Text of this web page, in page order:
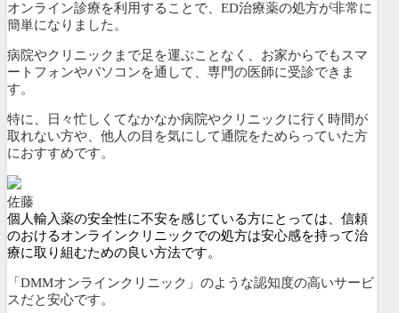
オンライン診療を利用することで、ED治療薬の処方が非常に
簡単になりました。
病院やクリニックまで足を運ぶことなく、 お家からでもスマ
ートフォンやパソコンを通して、専門の医師に受診できま
す。
特に、
日々忙しくてなかなか病院やクリニックに行く時間が
取れない方や、他人の目を気にして通院をためらっていた方
におすすめです。
佐藤
個人輸入薬の安全性に不安を感じている方にとっては、信頼
のおけるオンラインクリニックでの処方は安心感を持って治
療に取り組むための良い方法です。
「DMMオンラインクリニック」のような認知度の高いサービ
スだと安心です。